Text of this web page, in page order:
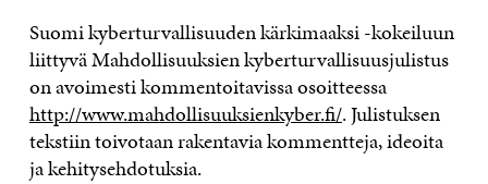
Suomi kyberturvallisuuden kärkimaaksi -kokeiluun
liittyvä Mahdollisuuksien kyberturvallisuusjulistus
on avoimesti kommentoitavissa osoitteessa
http://www.mahdollisuuksienkyber.fi/. Julistuksen
tekstiin toivotaan rakentavia kommentteja, ideoita
ja kehitysehdotuksia.